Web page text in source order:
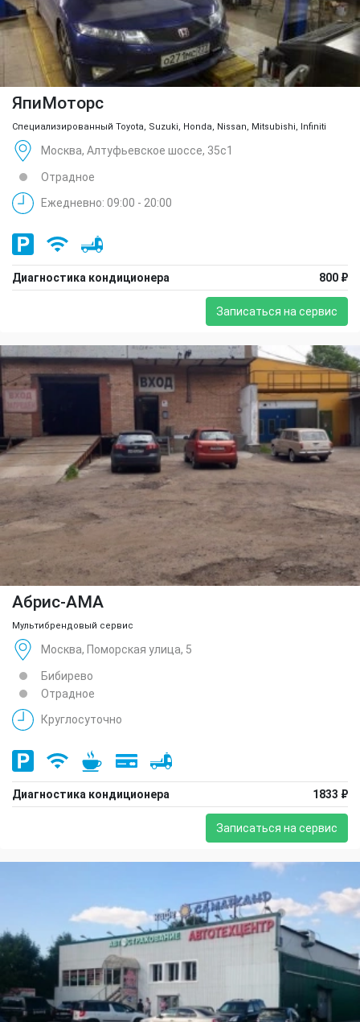
ЯпиМоторс
Специализированный Toyota, Suzuki, Honda, Nissan, Mitsubishi, Infiniti
Москва, Алтуфьевское шоссе, 35с1
Отрадное
Ежедневно: 09:00 - 20:00
Диагностика кондиционера 800 ₽
Записаться на сервис
Абрис-АМА
Мультибрендовый сервис
Москва, Поморская улица, 5
Бибирево
Отрадное
Круглосуточно
Диагностика кондиционера 1833 ₽
Записаться на сервис